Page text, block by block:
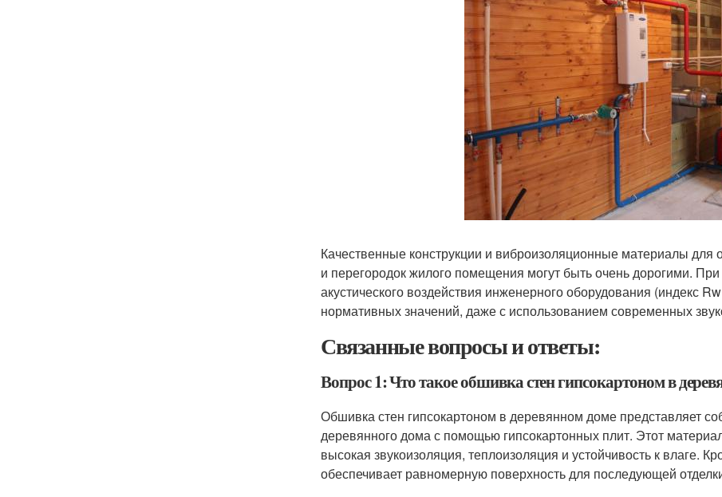
Качественные конструкции и виброизоляционные материалы для
и перегородок жилого помещения могут быть очень дорогими.
акустического воздействия инженерного оборудования (индекс
нормативных значений, даже с использованием современных
Связанные вопросы и ответы:
Вопрос 1: Что такое обшивка стен гипсокартоном в
Обшивка стен гипсокартоном в деревянном доме представляет
деревянного дома с помощью гипсокартонных плит. Этот
высокая звукоизоляция, теплоизоляция и устойчивость к влаге.
обеспечивает равномерную поверхность для последующей